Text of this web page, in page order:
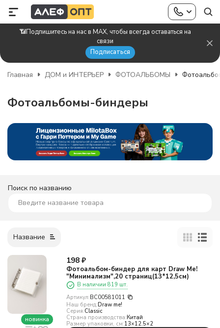
📶Подпишитесь на нас в MAX, чтобы всегда оставаться на
связи
Подписаться
Главная ДОМ и ИНТЕРЬЕР ФОТОАЛЬБОМЫ
Фотоальбомы-биндеры
Поиск по названию
Название
новинка
198 ₽
Фотоальбом-биндер для карт Draw Me!
"Минимализм",20 страниц(13*12,5см)
В наличии 819 шт.
Артикул:BC00581011
Наш бренд:Draw me!
Серия:Classic
Страна производства:Китай
Размер упаковки, см:13×12.5×2